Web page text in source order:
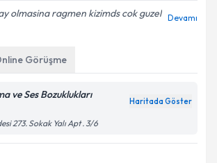
işlenmesini kabul ediyorum.
Takvim Talebini Gönder
olmasina ragmen kizimds cok guzel Devamı
Görüşme
ve Ses Bozuklukları
Haritada Göster
273. Sokak Yalı Apt . 3/6